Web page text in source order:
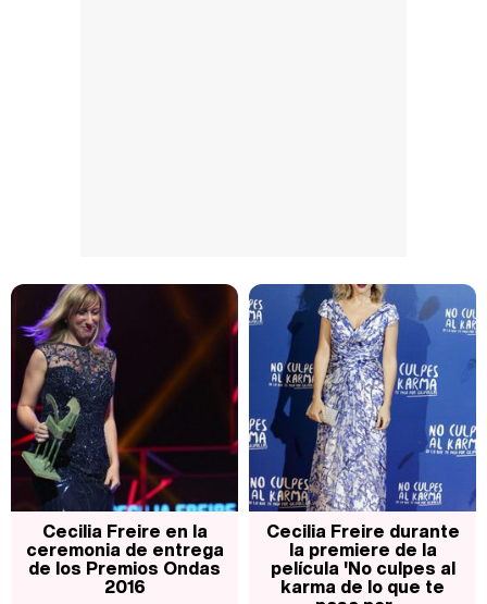
Cecilia Freire en la
ceremonia de entrega
de los Premios Ondas
2016
Cecilia Freire durante
la premiere de la
película 'No culpes al
karma de lo que te